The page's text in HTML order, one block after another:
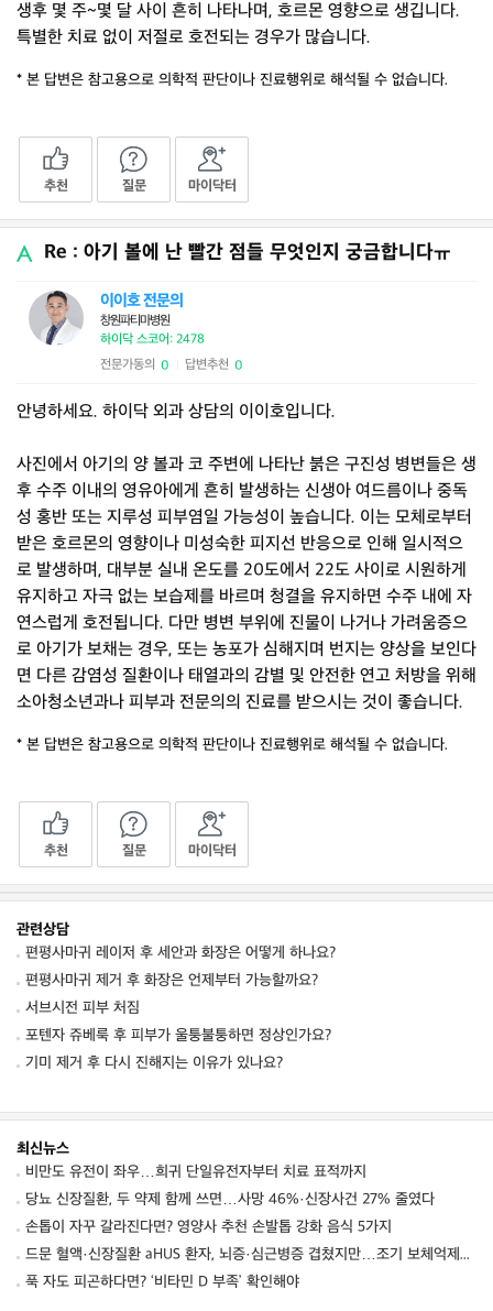
생후 몇 주~몇 달 사이 흔히 나타나며, 호르몬 영향으로 생깁니다.
특별한 치료 없이 저절로 호전되는 경우가 많습니다.
* 본 답변은 참고용으로 의학적 판단이나 진료행위로 해석될 수 없습니다.
추천 질문 마이닥터
Re : 아기 볼에 난 빨간 점들 무엇인지 궁금합니다ㅠ
이이호 전문의
창원파티마병원
하이닥 스코어: 2478
전문가동의 0 답변추천 0
안녕하세요. 하이닥 외과 상담의 이이호입니다.
사진에서 아기의 양 볼과 코 주변에 나타난 붉은 구진성 병변들은 생
후 수주 이내의 영유아에게 흔히 발생하는 신생아 여드름이나 중독
성 홍반 또는 지루성 피부염일 가능성이 높습니다. 이는 모체로부터
받은 호르몬의 영향이나 미성숙한 피지선 반응으로 인해 일시적으
로 발생하며, 대부분 실내 온도를 20도에서 22도 사이로 시원하게
유지하고 자극 없는 보습제를 바르며 청결을 유지하면 수주 내에 자
연스럽게 호전됩니다. 다만 병변 부위에 진물이 나거나 가려움증으
로 아기가 보채는 경우, 또는 농포가 심해지며 번지는 양상을 보인다
면 다른 감염성 질환이나 태열과의 감별 및 안전한 연고 처방을 위해
소아청소년과나 피부과 전문의의 진료를 받으시는 것이 좋습니다.
* 본 답변은 참고용으로 의학적 판단이나 진료행위로 해석될 수 없습니다.
추천 질문 마이닥터
관련상담
편평사마귀 레이저 후 세안과 화장은 어떻게 하나요?
편평사마귀 제거 후 화장은 언제부터 가능할까요?
서브시전 피부 처짐
포텐자 쥬베룩 후 피부가 울퉁불퉁하면 정상인가요?
기미 제거 후 다시 진해지는 이유가 있나요?
최신뉴스
비만도 유전이 좌우…희귀 단일유전자부터 치료 표적까지
당뇨 신장질환, 두 약제 함께 쓰면…사망 46%·신장사건 27% 줄였다
손톱이 자꾸 갈라진다면? 영양사 추천 손발톱 강화 음식 5가지
드문 혈액·신장질환 aHUS 환자, 뇌증·심근병증 겹쳤지만…조기 보체억제치료로 신경학적 회복 보여
푹 자도 피곤하다면? ‘비타민 D 부족’ 확인해야